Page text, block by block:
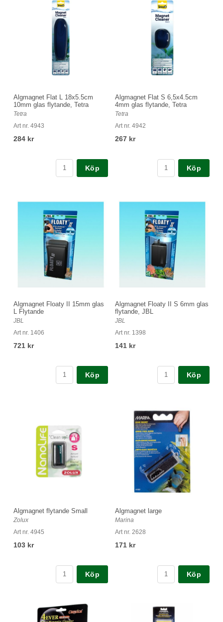
Algmagnet Flat L 18x5.5cm
10mm glas flytande, Tetra
Tetra
Art nr. 4943
284 kr
Köp
Algmagnet Flat S 6,5x4.5cm
4mm glas flytande, Tetra
Tetra
Art nr. 4942
267 kr
Köp
Algmagnet Floaty II 15mm glas
L Flytande
JBL
Art nr. 1406
721 kr
Köp
Algmagnet Floaty II S 6mm glas
flytande, JBL
JBL
Art nr. 1398
141 kr
Köp
Algmagnet flytande Small
Zolux
Art nr. 4945
103 kr
Köp
Algmagnet large
Marina
Art nr. 2628
171 kr
Köp